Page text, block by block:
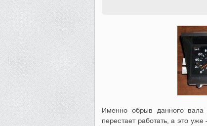
Именно обрыв данного вала
перестает работать, а это